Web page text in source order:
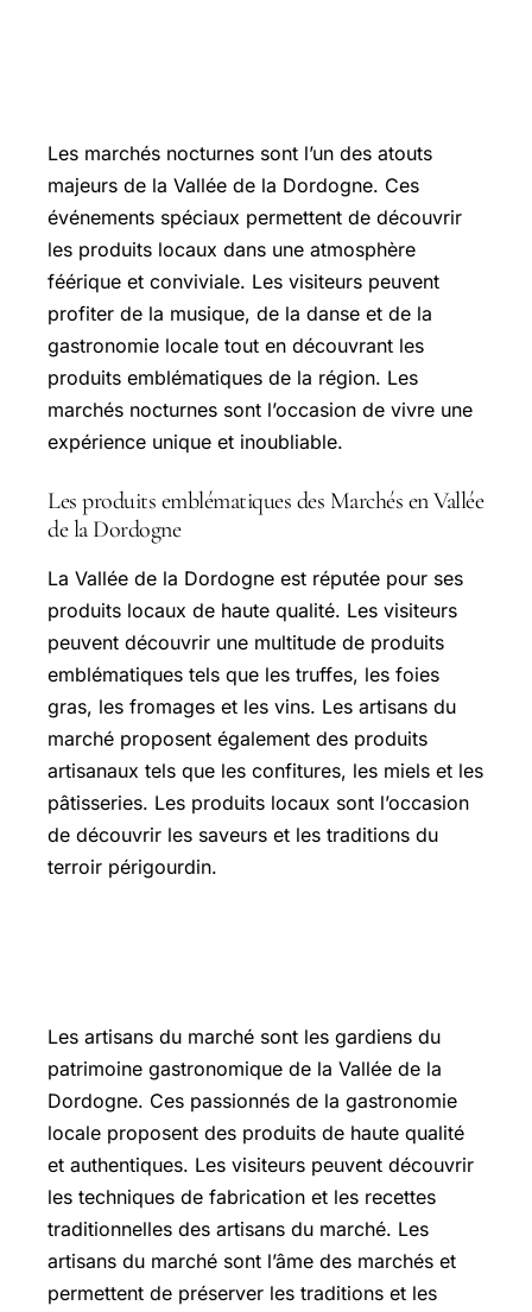
Les marchés nocturnes sont l’un des atouts
majeurs de la Vallée de la Dordogne. Ces
événements spéciaux permettent de découvrir
les produits locaux dans une atmosphère
féérique et conviviale. Les visiteurs peuvent
profiter de la musique, de la danse et de la
gastronomie locale tout en découvrant les
produits emblématiques de la région. Les
marchés nocturnes sont l’occasion de vivre une
expérience unique et inoubliable.
Les produits emblématiques des Marchés en Vallée
de la Dordogne
La Vallée de la Dordogne est réputée pour ses
produits locaux de haute qualité. Les visiteurs
peuvent découvrir une multitude de produits
emblématiques tels que les truffes, les foies
gras, les fromages et les vins. Les artisans du
marché proposent également des produits
artisanaux tels que les confitures, les miels et les
pâtisseries. Les produits locaux sont l’occasion
de découvrir les saveurs et les traditions du
terroir périgourdin.
Les artisans du marché sont les gardiens du
patrimoine gastronomique de la Vallée de la
Dordogne. Ces passionnés de la gastronomie
locale proposent des produits de haute qualité
et authentiques. Les visiteurs peuvent découvrir
les techniques de fabrication et les recettes
traditionnelles des artisans du marché. Les
artisans du marché sont l’âme des marchés et
permettent de préserver les traditions et les